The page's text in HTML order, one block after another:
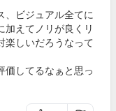
、ビジュアル全てに
加えてノリが良くリ
楽しいだろうなって
価してるなぁと思っ